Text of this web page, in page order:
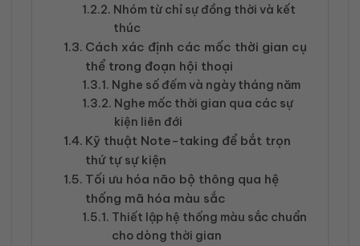
Nhóm từ chỉ sự đồng thời và kết
thúc
Cách xác định các mốc thời gian cụ
thể trong đoạn hội thoại
Nghe số đếm và ngày tháng năm
Nghe mốc thời gian qua các sự
kiện liên đới
Kỹ thuật Note-taking để bắt trọn
thứ tự sự kiện
Tối ưu hóa não bộ thông qua hệ
thống mã hóa màu sắc
Thiết lập hệ thống màu sắc chuẩn
cho dòng thời gian